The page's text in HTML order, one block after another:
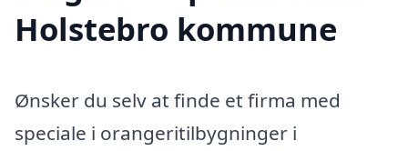
Holstebro kommune
Ønsker du selv at finde et firma med
speciale i orangeritilbygninger i